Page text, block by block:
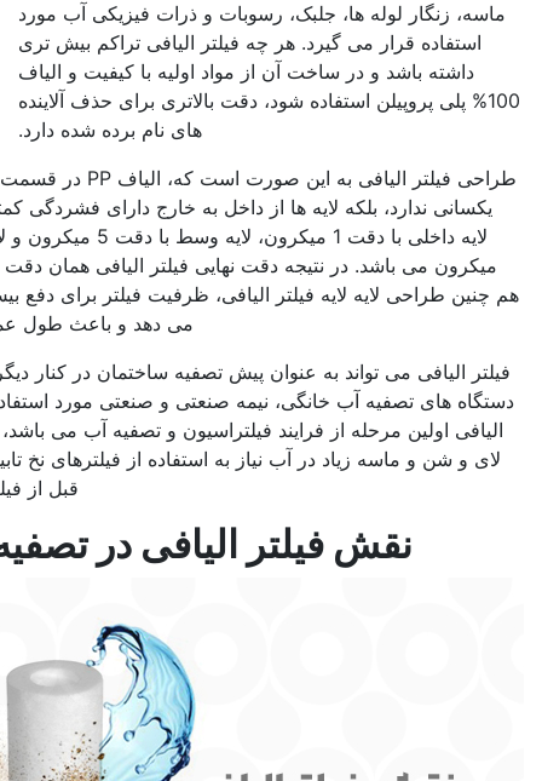
جلبک، رسوبات و ذرات فیزیکی آب مورد
هر چه فیلتر الیافی تراکم بیش تری
آن از مواد اولیه با کیفیت و الیاف
شود، دقت بالاتری برای حذف آلاینده
طراحی فیلتر الیافی به این صورت است که، الیاف PP در قسمت های مختلف آن فشردگی
لایه ها از داخل به خارج دارای فشردگی کمتری می باشند. برای مثال
لایه داخلی با دقت 1 میکرون، لایه وسط با دقت 5 میکرون و لایه خارجی دارای دقت 10
دقت نهایی فیلتر الیافی همان دقت داخلی ترین لایه می باشد.
فیلتر الیافی، ظرفیت فیلتر برای دفع بیش تر گل و لای را افزایش
می دهد و باعث طول عمر بیش تر فیلتر می شود.
به عنوان پیش تصفیه ساختمان در کنار دیگر فیلترها و در پیش تصفیه
نیمه صنعتی و صنعتی مورد استفاده قرار گیرد. معمولا فیلتر
فرایند فیلتراسیون و تصفیه آب می باشد، مگر این که به دلیل گل و
آب نیاز به استفاده از فیلترهای نخ تابیده یا فیلتر توری باشد که،
قبل از فیلتر الیافی نصب می شوند.
الیافی در تصفیه آب چیست؟